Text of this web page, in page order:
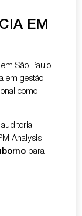
EM
São Paulo
em gestão
como
Analysis
para